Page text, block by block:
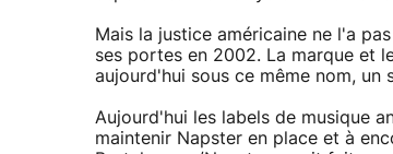
Mais la justice américaine ne l'a
ses portes en 2002. La marque et
aujourd'hui sous ce même nom, un
Aujourd'hui les labels de musique
maintenir Napster en place et à